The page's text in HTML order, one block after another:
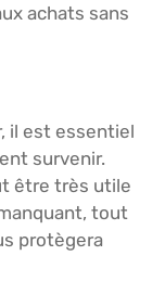
achats sans
il est essentiel
survenir.
être très utile
tout
protègera